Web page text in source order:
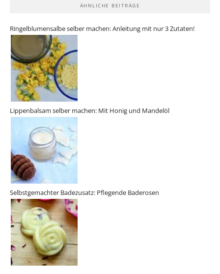
ÄHNLICHE BEITRÄGE
Ringelblumensalbe selber machen: Anleitung mit nur 3 Zutaten!
Lippenbalsam selber machen: Mit Honig und Mandelöl
Selbstgemachter Badezusatz: Pflegende Baderosen